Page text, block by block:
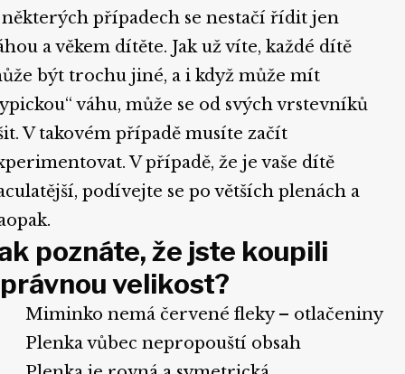
některých případech se nestačí řídit jen
a věkem dítěte. Jak už víte, každé dítě
být trochu jiné, a i když může mít
váhu, může se od svých vrstevníků
V takovém případě musíte začít
V případě, že je vaše dítě
podívejte se po větších plenách a
poznáte, že jste koupili
velikost?
nemá červené fleky – otlačeniny
vůbec nepropouští obsah